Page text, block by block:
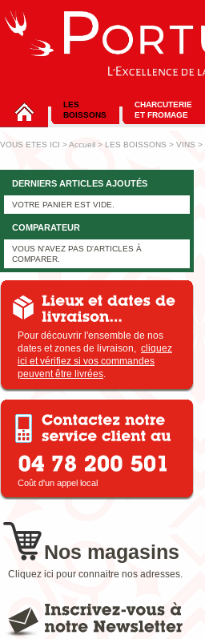
LES
BOISSONS
CHARCUTERIE
ET FROMAGE
VOUS ETES ICI >Accueil > LES BOISSONS > VINS >
DERNIERS ARTICLES AJOUTÉS
VOTRE PANIER EST VIDE.
COMPARATEUR
VOUS N'AVEZ PAS D'ARTICLES À
COMPARER.
Pour découvrir l'ensemble de nos
dates et zones de livraison, cliquez
ici et vérifiez si vos commandes
peuvent être livrées.
Coût d'un appel local
Nos magasins
Cliquez ici pour connaitre nos adresses.